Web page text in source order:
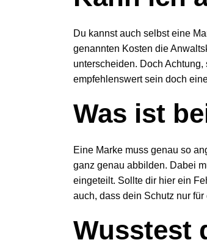
Du kannst auch selbst eine
genannten Kosten die
unterscheiden. Doch
empfehlenswert sein doch
Was ist
Eine Marke muss genau so
ganz genau abbilden. Dabei
eingeteilt. Sollte dir hier ein
auch, dass dein Schutz nur
Wusstest